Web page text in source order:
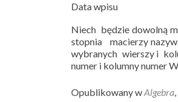
Data wpisu
Niech będzie dowolną
stopnia macierzy
wybranych wierszy i
numer i kolumny numer
Opublikowany wAlgebra,